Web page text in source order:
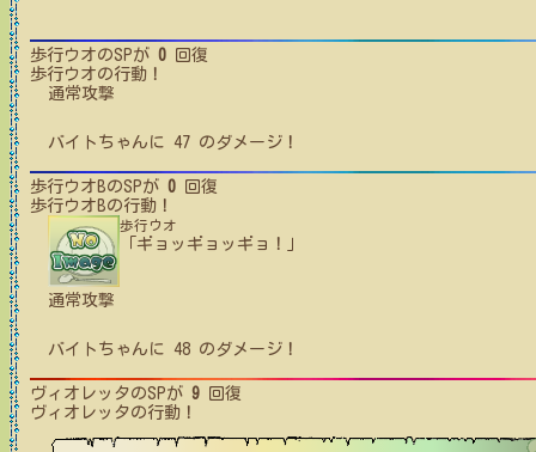
歩行ウオのSPが 0 回復
歩行ウオの行動！
通常攻撃
バイトちゃん に 47 のダメージ！
歩行ウオBのSPが 0 回復
歩行ウオBの行動！
歩行ウオ
「ギョッギョッギョ！」
通常攻撃
バイトちゃん に 48 のダメージ！
ヴィオレッタのSPが 9 回復
ヴィオレッタの行動！